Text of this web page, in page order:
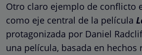
Otro claro ejemplo de conflicto
como eje central de la película
protagonizada por Daniel
una película, basada en hechos